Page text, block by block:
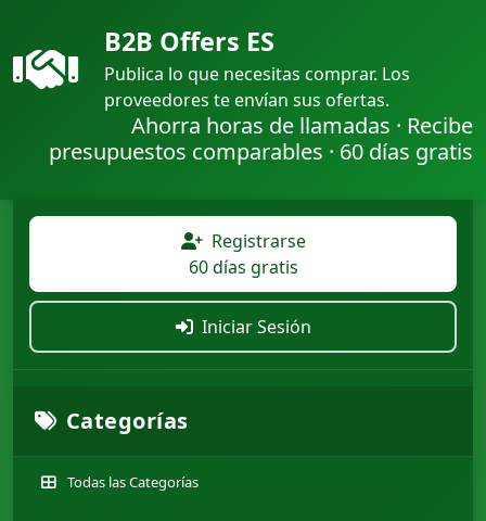
B2B Offers ES
Publica lo que necesitas comprar. Los
proveedores te envían sus ofertas.
Ahorra horas de llamadas · Recibe
presupuestos comparables · 60 días gratis
Registrarse
60 días gratis
Iniciar Sesión
Categorías
Todas las Categorías